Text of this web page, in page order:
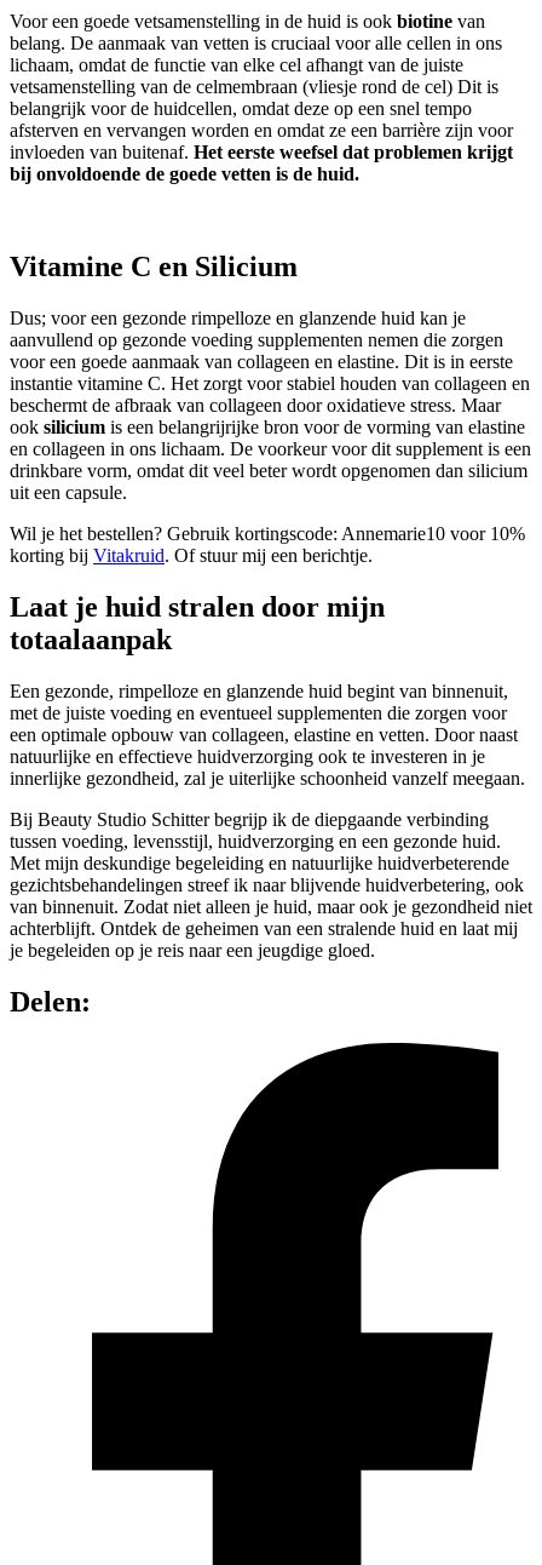
Voor een goede vetsamenstelling in de huid is ook biotine van
belang. De aanmaak van vetten is cruciaal voor alle cellen in ons
lichaam, omdat de functie van elke cel afhangt van de juiste
vetsamenstelling van de celmembraan (vliesje rond de cel) Dit is
belangrijk voor de huidcellen, omdat deze op een snel tempo
afsterven en vervangen worden en omdat ze een barrière zijn voor
invloeden van buitenaf. Het eerste weefsel dat problemen krijgt
bij onvoldoende de goede vetten is de huid.
Vitamine C en Silicium
Dus; voor een gezonde rimpelloze en glanzende huid kan je
aanvullend op gezonde voeding supplementen nemen die zorgen
voor een goede aanmaak van collageen en elastine. Dit is in eerste
instantie vitamine C. Het zorgt voor stabiel houden van collageen en
beschermt de afbraak van collageen door oxidatieve stress. Maar
ook silicium is een belangrijrijke bron voor de vorming van elastine
en collageen in ons lichaam. De voorkeur voor dit supplement is een
drinkbare vorm, omdat dit veel beter wordt opgenomen dan silicium
uit een capsule.
Wil je het bestellen? Gebruik kortingscode: Annemarie10 voor 10%
korting bij Vitakruid. Of stuur mij een berichtje.
Laat je huid stralen door mijn
totaalaanpak
Een gezonde, rimpelloze en glanzende huid begint van binnenuit,
met de juiste voeding en eventueel supplementen die zorgen voor
een optimale opbouw van collageen, elastine en vetten. Door naast
natuurlijke en effectieve huidverzorging ook te investeren in je
innerlijke gezondheid, zal je uiterlijke schoonheid vanzelf meegaan.
Bij Beauty Studio Schitter begrijp ik de diepgaande verbinding
tussen voeding, levensstijl, huidverzorging en een gezonde huid.
Met mijn deskundige begeleiding en natuurlijke huidverbeterende
gezichtsbehandelingen streef ik naar blijvende huidverbetering, ook
van binnenuit. Zodat niet alleen je huid, maar ook je gezondheid niet
achterblijft. Ontdek de geheimen van een stralende huid en laat mij
je begeleiden op je reis naar een jeugdige gloed.
Delen: